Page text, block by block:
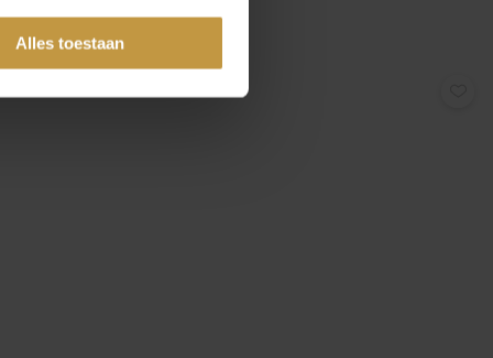
Alles toestaan